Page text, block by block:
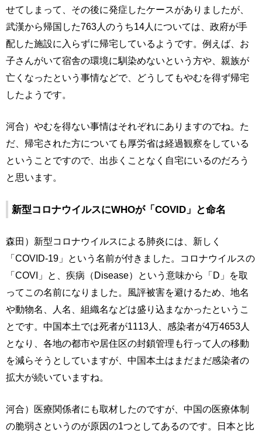
せてしまって、その後に発症したケースがありましたが、
武漢から帰国した763人のうち14人については、政府が手
配した施設に入らずに帰宅しているようです。例えば、お
子さんがいて宿舎の環境に馴染めないという方や、親族が
亡くなったという事情などで、どうしてもやむを得ず帰宅
したようです。
河合）やむを得ない事情はそれぞれにありますのでね。た
だ、帰宅された方についても厚労省は経過観察をしている
ということですので、出歩くことなく自宅にいるのだろう
と思います。
新型コロナウイルスにWHOが「COVID」と命名
森田）新型コロナウイルスによる肺炎には、新しく
「COVID-19」という名前が付きました。コロナウイルスの
「COVI」と、疾病（Disease）という意味から「D」を取
ってこの名前になりました。風評被害を避けるため、地名
や動物名、人名、組織名などは盛り込まなかったというこ
とです。中国本土では死者が1113人、感染者が4万4653人
となり、各地の都市や居住区の封鎖管理も行って人の移動
を減らそうとしていますが、中国本土はまだまだ感染者の
拡大が続いていますね。
河合）医療関係者にも取材したのですが、中国の医療体制
の脆弱さというのが原因の1つとしてあるのです。日本と比